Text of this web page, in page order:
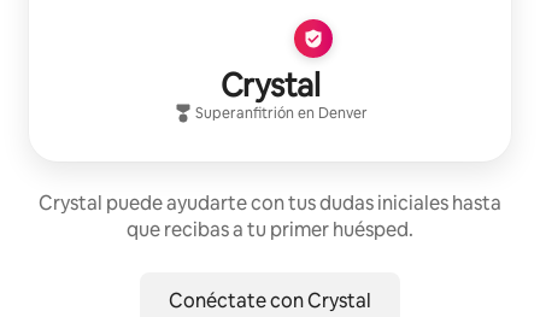
Crystal
Superanfitrión en Denver
Crystal puede ayudarte con tus dudas iniciales hasta
que recibas a tu primer huésped.
Conéctate con Crystal